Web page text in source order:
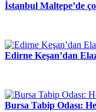
İstanbul Maltepe’de
Edirne Keşan’dan
Bursa Tabip Odası: